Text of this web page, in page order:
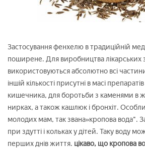
Застосування фенхелю в традиційній
поширене. Для виробництва лікарських
використовуються абсолютно всі
іншій кількості присутні в масі
кишечника, для боротьби з каменями в
нирках, а також кашлюк і бронхіт.
молодих мам, так звана»кропова вода".
при здутті і кольках у дітей. Таку воду
перших днів життя. цікаво, що кропова